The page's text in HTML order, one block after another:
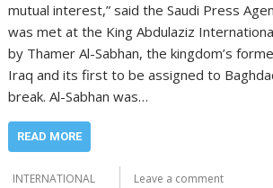
mutual interest,” said the Saudi Press
was met at the King Abdulaziz
by Thamer Al-Sabhan, the kingdom’s
Iraq and its first to be assigned to
break. Al-Sabhan was…
READ MORE
INTERNATIONAL Leave a comment